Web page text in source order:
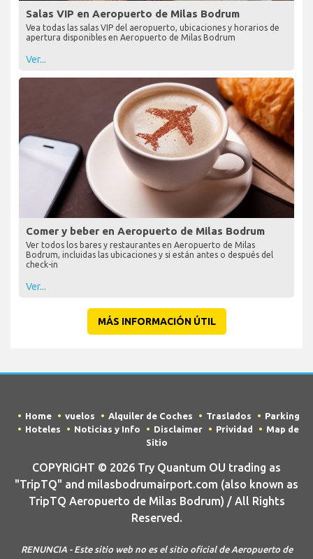
Salas VIP en Aeropuerto de Milas Bodrum
Vea todas las salas VIP del aeropuerto, ubicaciones y horarios de
apertura disponibles en Aeropuerto de Milas Bodrum
Ver...
Comer y beber en Aeropuerto de Milas Bodrum
Ver todos los bares y restaurantes en Aeropuerto de Milas
Bodrum, incluidas las ubicaciones y si están antes o después del
check-in
Ver...
MÁS INFORMACIÓN ÚTIL
Home vuelos Alquiler de Coches Traslados
Parking
Hoteles
Noticias y Info Disclaimer Prividad
Map de
Sitio
COPYRIGHT © 2026 Try Quantum OU trading as
"TripTQ" and milasbodrumairport.com (also known as
TripTQ Aeropuerto de Milas Bodrum) / All Rights
Reserved.
RENUNCIA - Este sitio web no es el sitio oficial de Aeropuerto de